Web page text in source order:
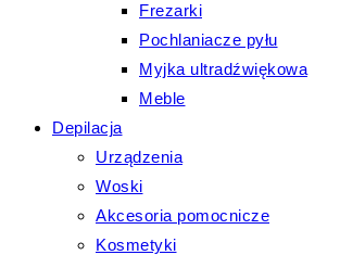
Frezarki
Pochlaniacze pyłu
Myjka ultradźwiękowa
Meble
Depilacja
Urządzenia
Woski
Akcesoria pomocnicze
Kosmetyki